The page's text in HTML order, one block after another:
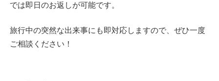
では即日のお返しが可能です。
旅行中の突然な出来事にも即対応しますので、ぜひ一度
ご相談ください！